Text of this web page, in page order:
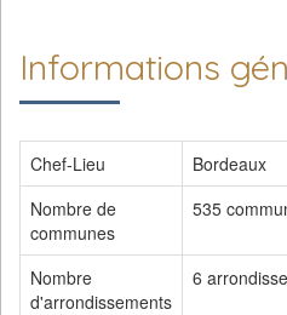
Informations
Chef-Lieu
Bordeaux
Nombre de
communes
535
Nombre
d'arrondissements
6